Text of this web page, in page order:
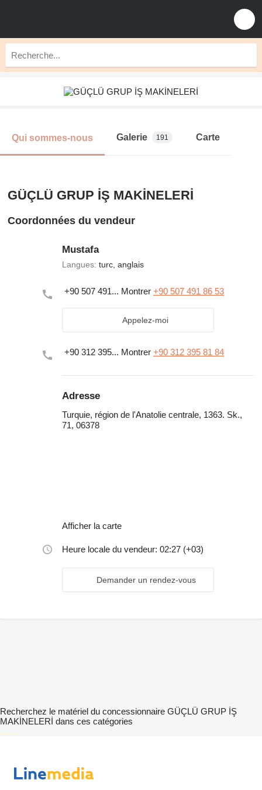
Qui sommes-nous Galerie 191 Carte
GÜÇLÜ GRUP İŞ MAKİNELERİ
Coordonnées du vendeur
Mustafa
Langues: turc, anglais
+90 507 491... Montrer +90 507 491 86 53
Appelez-moi
+90 312 395... Montrer +90 312 395 81 84
Adresse
Turquie, région de l'Anatolie centrale, 1363. Sk.,
71, 06378
Afficher la carte
Heure locale du vendeur: 02:27 (+03)
Demander un rendez-vous
Recherchez le matériel du concessionnaire GÜÇLÜ GRUP İŞ
MAKİNELERİ dans ces catégories
disallow-in-dsa